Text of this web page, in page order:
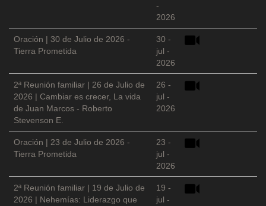
-
2026
Oración | 30 de Julio de 2026 -
Tierra Prometida
30 -
jul -
2026
2ª Reunión familiar | 26 de Julio de
2026 | Cambiar es crecer, La vida
de Juan Marcos - Roberto
Stevenson E.
26 -
jul -
2026
Oración | 23 de Julio de 2026 -
Tierra Prometida
23 -
jul -
2026
2ª Reunión familiar | 19 de Julio de
2026 | Nehemías: Liderazgo que
19 -
jul -